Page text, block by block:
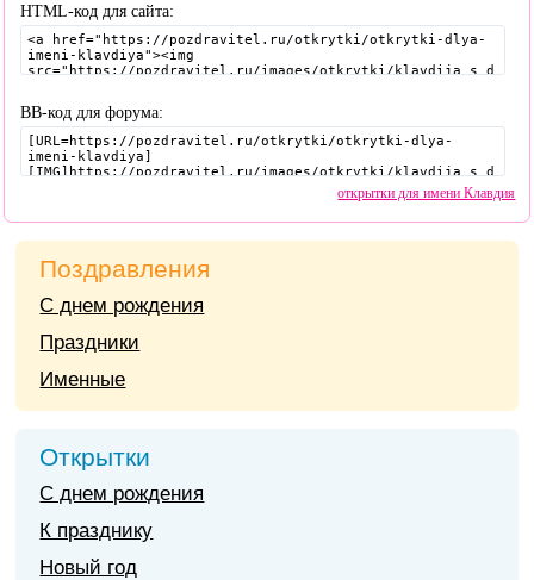
HTML-код для сайта:
BB-код для форума:
открытки для имени Клавдия
Поздравления
С днем рождения
Праздники
Именные
Открытки
С днем рождения
К празднику
Новый год